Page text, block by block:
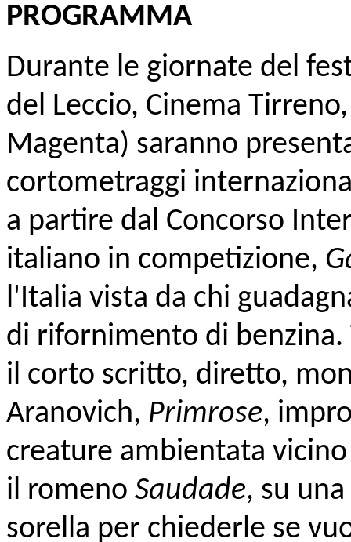
PROGRAMMA
Durante le giornate del
del Leccio, Cinema
Magenta) saranno
cortometraggi
a partire dal Concorso
italiano in competizione,
l'Italia vista da chi
di rifornimento di
il corto scritto, diretto,
Aranovich, Primrose,
creature ambientata
il romeno Saudade, su
sorella per chiederle se